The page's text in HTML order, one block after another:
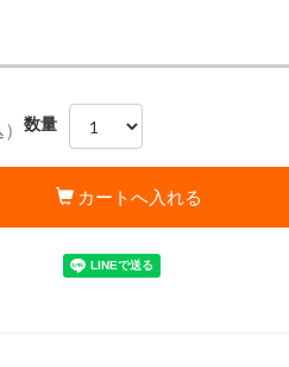
数量
カートへ入れる